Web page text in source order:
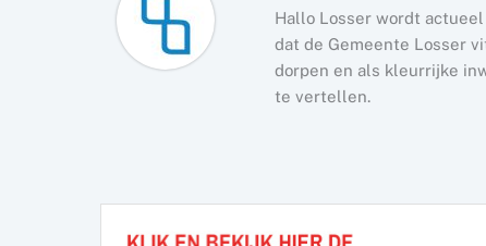
Hallo Losser wordt
dat de Gemeente Losser
dorpen en als kleurrijke
te vertellen.